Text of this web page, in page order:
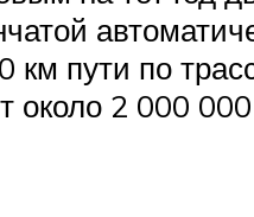
пути по
около 2 000